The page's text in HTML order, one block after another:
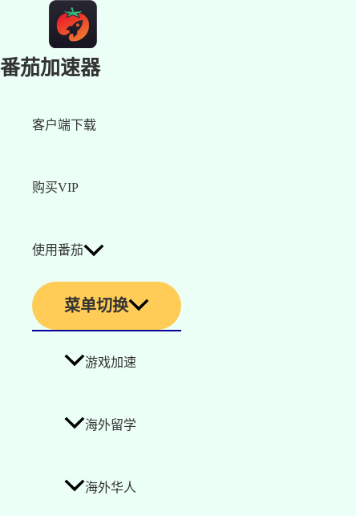
番茄加速器
客户端下载
购买VIP
使用番茄
菜单切换
游戏加速
海外留学
海外华人